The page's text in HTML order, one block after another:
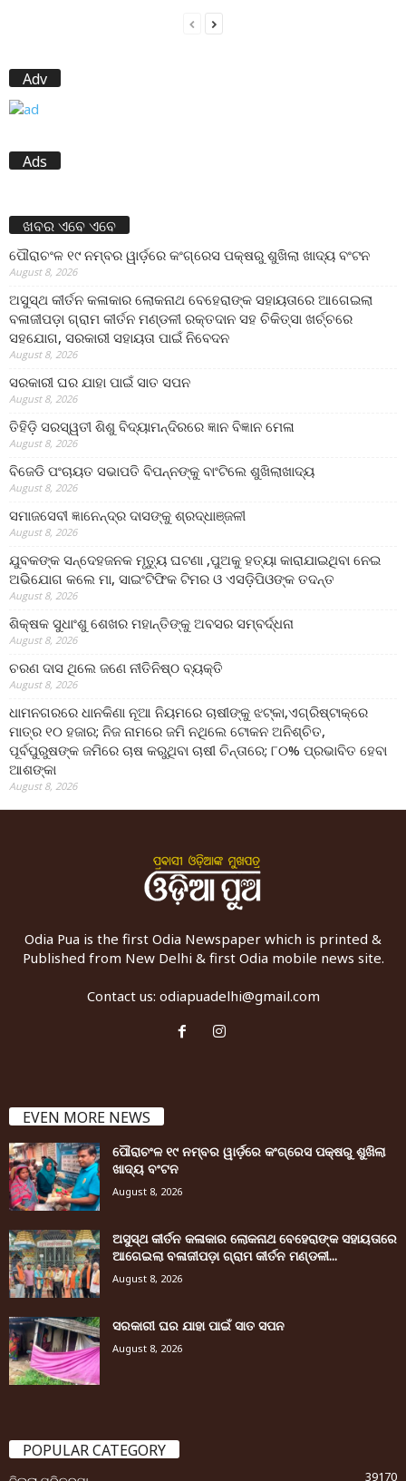
Adv
Ads
ଖବର ଏବେ ଏବେ
ପୌରାଚଂଳ ୧୯ ନମ୍ବର ୱାର୍ଡ଼ରେ କଂଗ୍ରେସ ପକ୍ଷରୁ ଶୁଖିଲା ଖାଦ୍ୟ ବଂଟନ
August 8, 2026
ଅସୁସ୍ଥ କୀର୍ତନ କଳାକାର ଲୋକନାଥ ବେହେରାଙ୍କ ସହାୟତାରେ ଆଗେଇଲା
ବଳାଜୀପଡ଼ା ଗ୍ରାମ କୀର୍ତନ ମଣ୍ଡଳୀ ରକ୍ତଦାନ ସହ ଚିକିତ୍ସା ଖର୍ଚ୍ଚରେ
ସହଯୋଗ, ସରକାରୀ ସହାୟତା ପାଇଁ ନିବେଦନ
August 8, 2026
ସରକାରୀ ଘର ଯାହା ପାଇଁ ସାତ ସପନ
August 8, 2026
ତିହିଡି଼ ସରସ୍ୱତୀ ଶିଶୁ ବିଦ୍ୟାମନ୍ଦିରରେ ଜ୍ଞାନ ବିଜ୍ଞାନ ମେଳା
August 8, 2026
ବିଜେଡି ପଂଚାୟତ ସଭାପତି ବିପନ୍ନଙ୍କୁ ବାଂଟିଲେ ଶୁଖିଲାଖାଦ୍ୟ
August 8, 2026
ସମାଜସେବୀ ଜ୍ଞାନେନ୍ଦ୍ର ଦାସଙ୍କୁ ଶ୍ରଦ୍ଧାଞ୍ଜଳୀ
August 8, 2026
ଯୁବକଙ୍କ ସନ୍ଦେହଜନକ ମୃତ୍ୟୁ ଘଟଣା ,ପୁଅକୁ ହତ୍ୟା କାରାଯାଇଥିବା ନେଇ
ଅଭିଯୋଗ କଲେ ମା, ସାଇଂଟିଫିକ ଟିମର ଓ ଏସଡ଼ିପିଓଙ୍କ ତଦନ୍ତ
August 8, 2026
ଶିକ୍ଷକ ସୁଧାଂଶୁ ଶେଖର ମହାନ୍ତିଙ୍କୁ ଅବସର ସମ୍ବର୍ଦ୍ଧନା
August 8, 2026
ଚରଣ ଦାସ ଥିଲେ ଜଣେ ନୀତିନିଷ୍ଠ ବ୍ୟକ୍ତି
August 8, 2026
ଧାମନଗରରେ ଧାନକିଣା ନୂଆ ନିୟମରେ ଚାଷୀଙ୍କୁ ଝଟ୍‌କା,ଏଗ୍ରିଷ୍ଟାକ୍‌ରେ
ମାତ୍ର ୧୦ ହଜାର; ନିଜ ନାମରେ ଜମି ନଥିଲେ ଟୋକନ ଅନିଶ୍ଚିତ,
ପୂର୍ବପୁରୁଷଙ୍କ ଜମିରେ ଚାଷ କରୁଥିବା ଚାଷୀ ଚିନ୍ତାରେ; ୮୦% ପ୍ରଭାବିତ ହେବା
ଆଶଙ୍କା
August 8, 2026
Odia Pua is the first Odia Newspaper which is printed &
Published from New Delhi & first Odia mobile news site.
Contact us: odiapuadelhi@gmail.com
EVEN MORE NEWS
ପୌରାଚଂଳ ୧୯ ନମ୍ବର ୱାର୍ଡ଼ରେ କଂଗ୍ରେସ ପକ୍ଷରୁ ଶୁଖିଲା
ଖାଦ୍ୟ ବଂଟନ
August 8, 2026
ଅସୁସ୍ଥ କୀର୍ତନ କଳାକାର ଲୋକନାଥ ବେହେରାଙ୍କ ସହାୟତାରେ
ଆଗେଇଲା ବଳାଜୀପଡ଼ା ଗ୍ରାମ କୀର୍ତନ ମଣ୍ଡଳୀ...
August 8, 2026
ସରକାରୀ ଘର ଯାହା ପାଇଁ ସାତ ସପନ
August 8, 2026
POPULAR CATEGORY
39170